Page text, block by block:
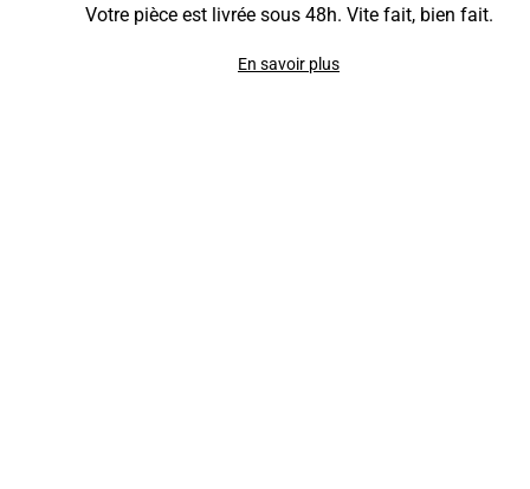
Votre pièce est livrée sous 48h. Vite fait, bien fait.
En savoir plus